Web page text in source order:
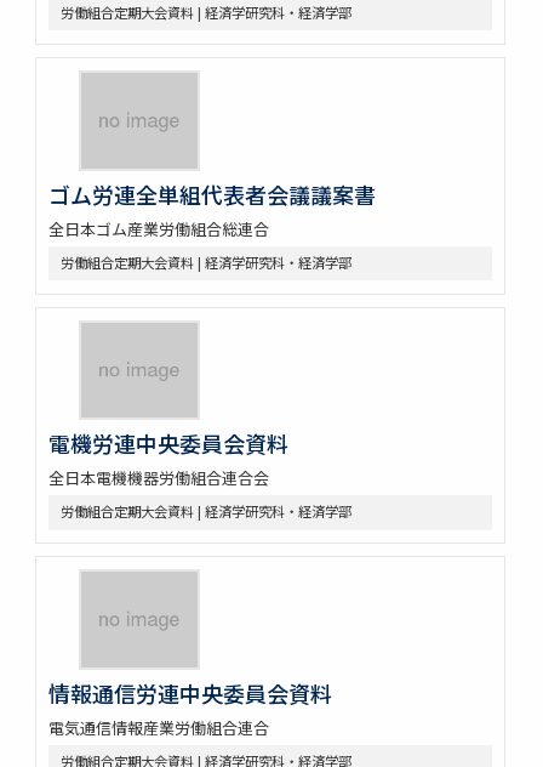
労働組合定期大会資料 | 経済学研究科・経済学部
ゴム労連全単組代表者会議議案書
全日本ゴム産業労働組合総連合
労働組合定期大会資料 | 経済学研究科・経済学部
電機労連中央委員会資料
全日本電機機器労働組合連合会
労働組合定期大会資料 | 経済学研究科・経済学部
情報通信労連中央委員会資料
電気通信情報産業労働組合連合
労働組合定期大会資料 | 経済学研究科・経済学部